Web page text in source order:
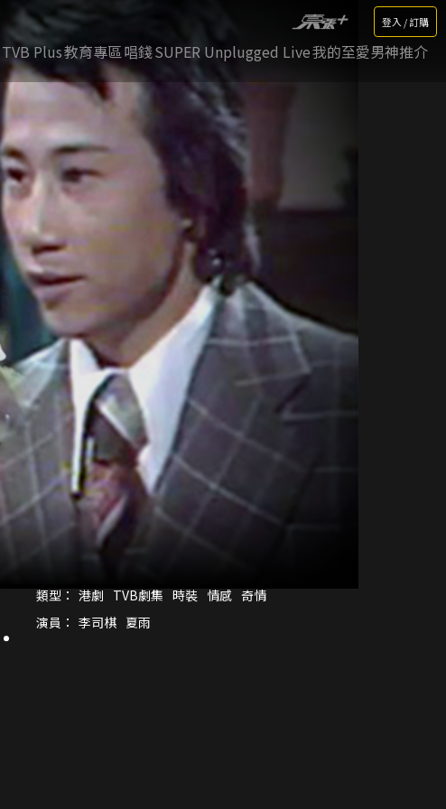
登入 / 訂購
TVB Plus教育專區唱錢SUPER Unplugged Live我的至愛男神推介
類型： 港劇 TVB劇集 時裝 情感 奇情
演員： 李司棋 夏雨